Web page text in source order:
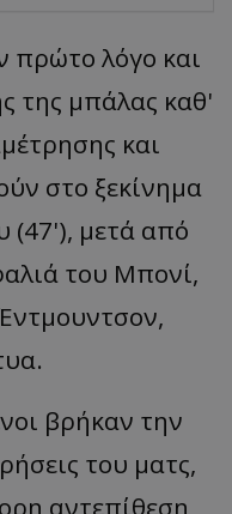
πρώτο λόγο και
της μπάλας καθ'
και
στο ξεκίνημα
(47'), μετά από
του Μπονί,
,
βρήκαν την
του ματς,